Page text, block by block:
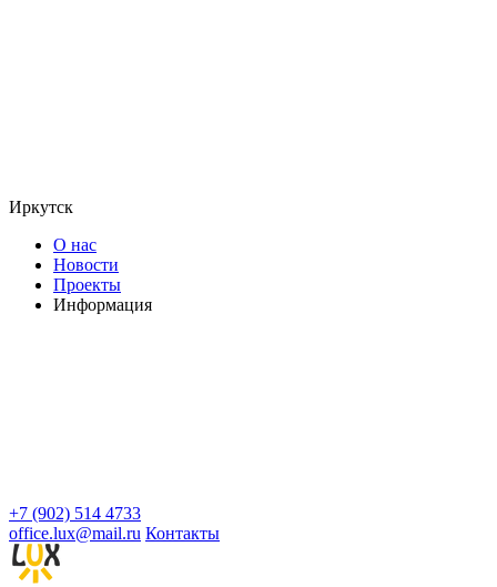
Иркутск
О нас
Новости
Проекты
Информация
+7 (902) 514 4733
office.lux@mail.ru Контакты